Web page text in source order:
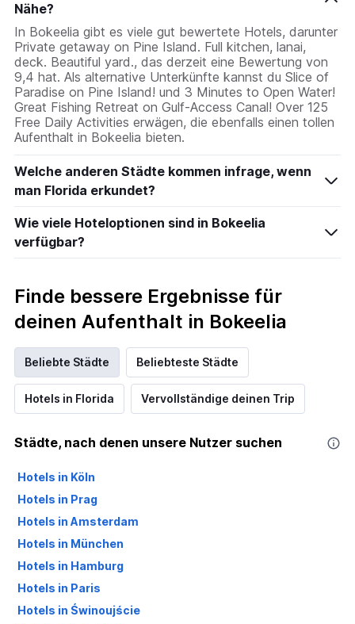
Nähe?
In Bokeelia gibt es viele gut bewertete Hotels, darunter
Private getaway on Pine Island. Full kitchen, lanai,
deck. Beautiful yard., das derzeit eine Bewertung von
9,4 hat. Als alternative Unterkünfte kannst du Slice of
Paradise on Pine Island! und 3 Minutes to Open Water!
Great Fishing Retreat on Gulf-Access Canal! Over 125
Free Daily Activities erwägen, die ebenfalls einen tollen
Aufenthalt in Bokeelia bieten.
Welche anderen Städte kommen infrage, wenn
man Florida erkundet?
Wie viele Hoteloptionen sind in Bokeelia
verfügbar?
Finde bessere Ergebnisse für
deinen Aufenthalt in Bokeelia
Beliebte Städte Beliebteste Städte
Hotels in Florida Vervollständige deinen Trip
Städte, nach denen unsere Nutzer suchen
Hotels in Köln
Hotels in Prag
Hotels in Amsterdam
Hotels in München
Hotels in Hamburg
Hotels in Paris
Hotels in Świnoujście